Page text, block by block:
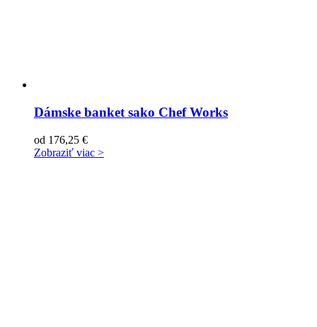
Dámske banket sako Chef Works
od 176,25 €
Zobraziť viac >